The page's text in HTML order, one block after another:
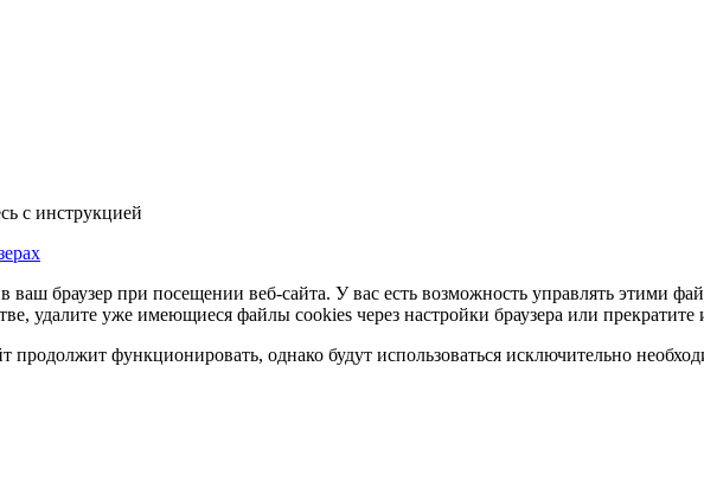
с инструкцией
ваш браузер при посещении веб-сайта. У вас есть возможность управлять этими
удалите уже имеющиеся файлы cookies через настройки браузера или прекратите
функционировать, однако будут использоваться исключительно